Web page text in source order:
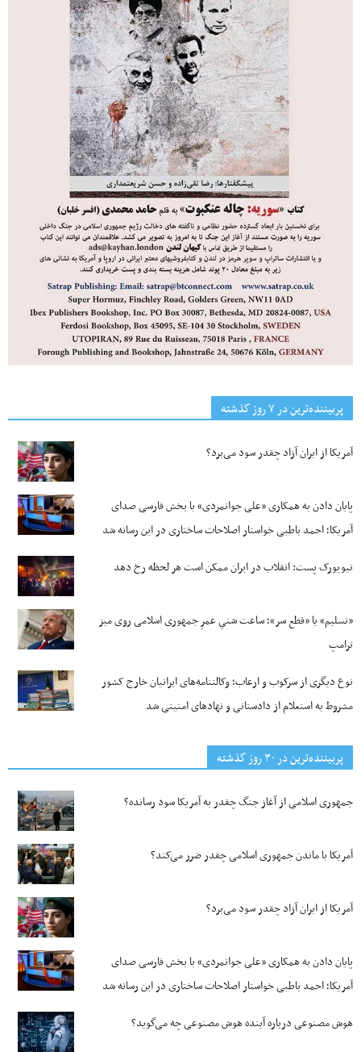
پربیننده‌ترین‌ در ۷ روز گذشته
آمریکا از ایران آزاد چقدر سود می‌برد؟
پایان دادن به همکاری «علی جوانمردی» با بخش فارسی صدای
آمریکا؛ احمد باطبی خواستار اصلاحات ساختاری در این رسانه شد
نیویورک پست: انقلاب در ایران ممکن است هر لحظه رخ دهد
«تسلیم» یا «قطع سر»؛ ساعت شنیِ عمرِ جمهوری اسلامی روی میز
ترامپ
نوع دیگری از سرکوب و ارعاب؛ وکالتنامه‌های ایرانیان خارج کشور
مشروط به استعلام از دادستانی و نهادهای امنیتی شد
پربیننده‌ترین‌ در ۳۰ روز گذشته
جمهوری اسلامی از آغاز جنگ چقدر به آمریکا سود رسانده؟
آمریکا با ماندن جمهوری اسلامی چقدر ضرر می‌کند؟
آمریکا از ایران آزاد چقدر سود می‌برد؟
پایان دادن به همکاری «علی جوانمردی» با بخش فارسی صدای
آمریکا؛ احمد باطبی خواستار اصلاحات ساختاری در این رسانه شد
هوش مصنوعی درباره آینده هوش مصنوعی چه می‌گوید؟